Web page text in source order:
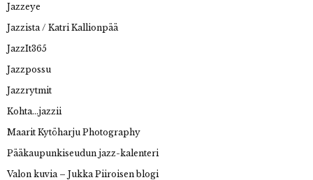
Jazzeye
Jazzista / Katri Kallionpää
JazzIt365
Jazzpossu
Jazzrytmit
Kohta…jazzii
Maarit Kytöharju Photography
Pääkaupunkiseudun jazz-kalenteri
Valon kuvia – Jukka Piiroisen blogi